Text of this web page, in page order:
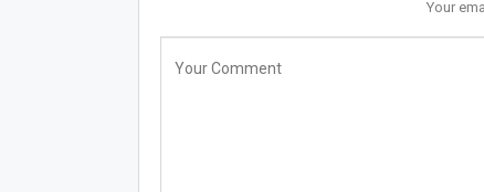
Your